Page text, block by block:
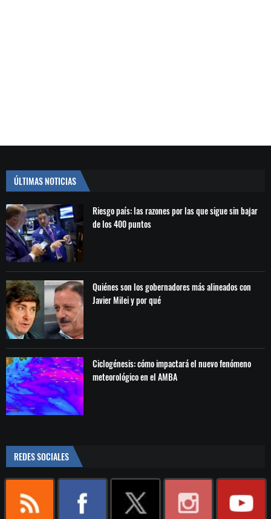
ÚLTIMAS NOTICIAS
Riesgo país: las razones por las que sigue sin bajar
de los 400 puntos
Quiénes son los gobernadores más alineados con
Javier Milei y por qué
Ciclogénesis: cómo impactará el nuevo fenómeno
meteorológico en el AMBA
REDES SOCIALES